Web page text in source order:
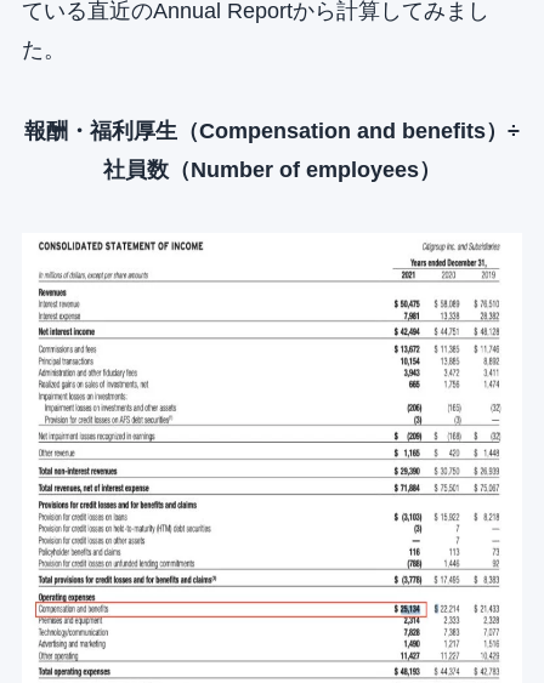
ている直近のAnnual Reportから計算してみまし
た。
報酬・福利厚生（Compensation and benefits）÷
社員数（Number of employees）